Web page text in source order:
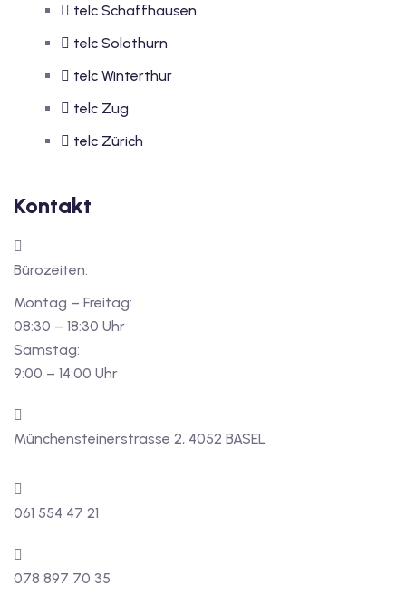
telc Schaffhausen
telc Solothurn
telc Winterthur
telc Zug
telc Zürich
Kontakt
Bürozeiten:
Montag – Freitag:
08:30 – 18:30 Uhr
Samstag:
9:00 – 14:00 Uhr
Münchensteinerstrasse 2, 4052 BASEL
061 554 47 21
078 897 70 35